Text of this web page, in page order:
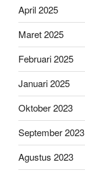
April 2025
Maret 2025
Februari 2025
Januari 2025
Oktober 2023
September 2023
Agustus 2023